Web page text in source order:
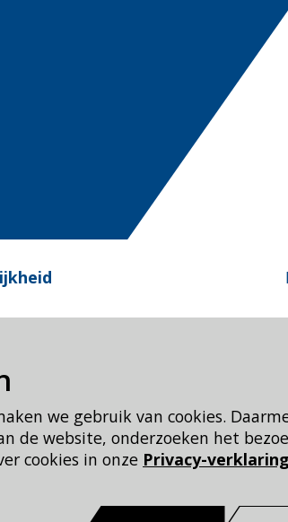
we gebruik van cookies.
de website, onderzoeken het
cookies in onze Privacy-verklaring